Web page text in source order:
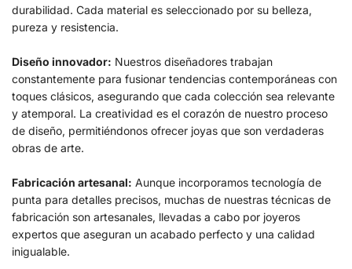
durabilidad. Cada material es seleccionado por su belleza,
pureza y resistencia.
Diseño innovador: Nuestros diseñadores trabajan
constantemente para fusionar tendencias contemporáneas con
toques clásicos, asegurando que cada colección sea relevante
y atemporal. La creatividad es el corazón de nuestro proceso
de diseño, permitiéndonos ofrecer joyas que son verdaderas
obras de arte.
Fabricación artesanal: Aunque incorporamos tecnología de
punta para detalles precisos, muchas de nuestras técnicas de
fabricación son artesanales, llevadas a cabo por joyeros
expertos que aseguran un acabado perfecto y una calidad
inigualable.